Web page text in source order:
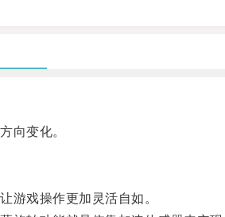
向变化。
戏操作更加灵活自如。